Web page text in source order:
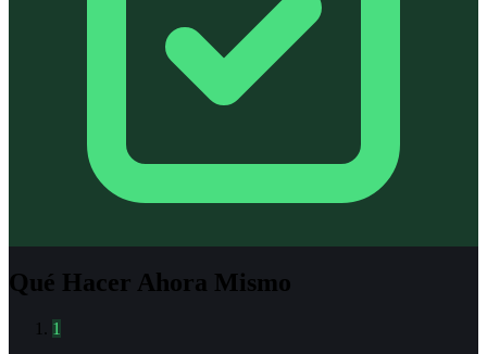
Qué Hacer Ahora Mismo
1